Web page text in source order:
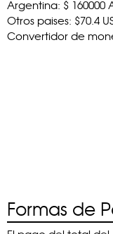
Argentina: $ 160000
Otros paises: $70.4
Convertidor de
Formas de